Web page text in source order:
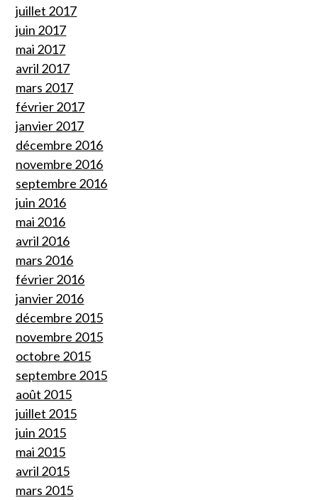
juillet 2017
juin 2017
mai 2017
avril 2017
mars 2017
février 2017
janvier 2017
décembre 2016
novembre 2016
septembre 2016
juin 2016
mai 2016
avril 2016
mars 2016
février 2016
janvier 2016
décembre 2015
novembre 2015
octobre 2015
septembre 2015
août 2015
juillet 2015
juin 2015
mai 2015
avril 2015
mars 2015